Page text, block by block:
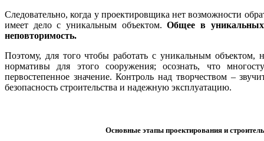
Следовательно, когда у проектировщика нет возможности
имеет дело с уникальным объектом.Общее в уникальных
неповторимость.
Поэтому, для того чтобы работать с уникальным объектом,
нормативы для этого сооружения; осознать, что
первостепенное значение. Контроль над творчеством –
безопасность строительства и надежную эксплуатацию.
Основные этапы проектирования и